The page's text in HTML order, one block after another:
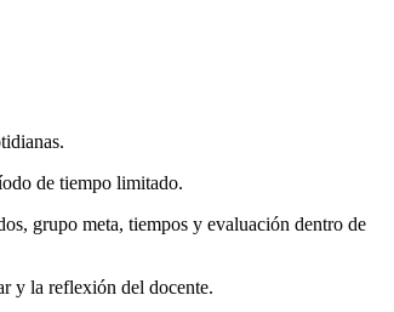
de tiempo limitado.
grupo meta, tiempos y evaluación dentro de
y la reflexión del docente.